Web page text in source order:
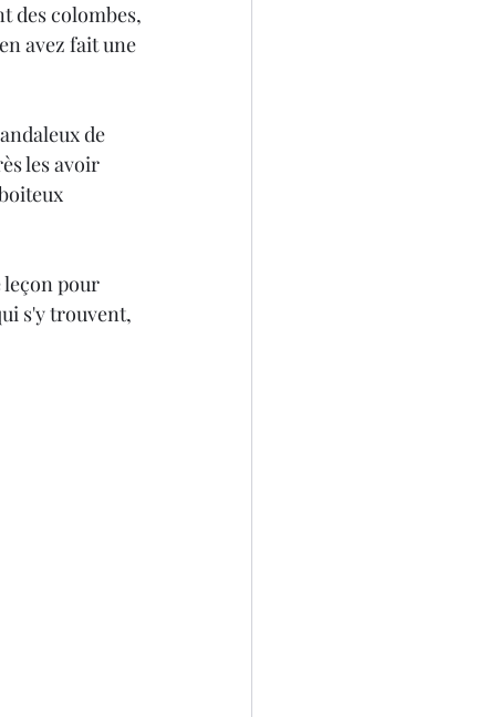
des colombes,
avez fait une
de
les avoir
leçon pour
s'y trouvent,